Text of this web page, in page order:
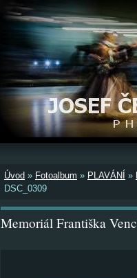
Úvod » Fotoalbum » PLAVÁNÍ »
DSC_0309
Memoriál Františka